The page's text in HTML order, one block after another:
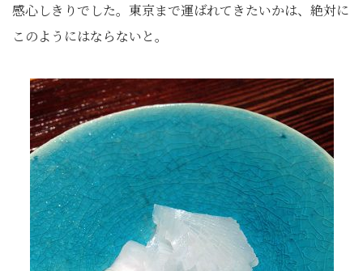
感心しきりでした。東京まで運ばれてきたいかは、絶対に
このようにはならないと。